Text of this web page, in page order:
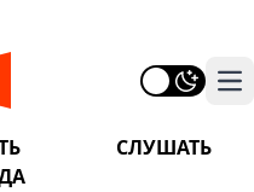
СЛУШАТЬ